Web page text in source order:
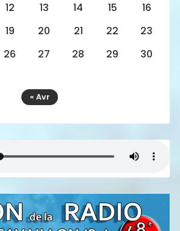
12 13 14 15
16
19 20 21 22
23
26 27 28 29
30
« Avr